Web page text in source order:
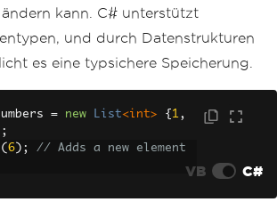
kann. C# unterstützt
und durch Datenstrukturen
es eine typsichere Speicherung.
= new List<int> { 1,
( 6 );
// Adds a new element
VB C#